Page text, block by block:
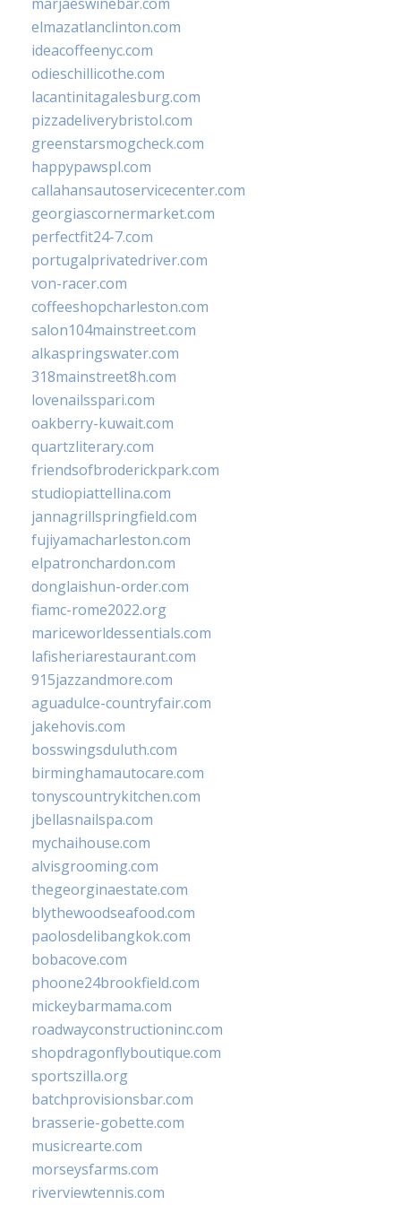
elmazatlanclinton.com
ideacoffeenyc.com
odieschillicothe.com
lacantinitagalesburg.com
pizzadeliverybristol.com
greenstarsmogcheck.com
happypawspl.com
callahansautoservicecenter.com
georgiascornermarket.com
perfectfit24-7.com
portugalprivatedriver.com
von-racer.com
coffeeshopcharleston.com
salon104mainstreet.com
alkaspringswater.com
318mainstreet8h.com
lovenailsspari.com
oakberry-kuwait.com
quartzliterary.com
friendsofbroderickpark.com
studiopiattellina.com
jannagrillspringfield.com
fujiyamacharleston.com
elpatronchardon.com
donglaishun-order.com
fiamc-rome2022.org
mariceworldessentials.com
lafisheriarestaurant.com
915jazzandmore.com
aguadulce-countryfair.com
jakehovis.com
bosswingsduluth.com
birminghamautocare.com
tonyscountrykitchen.com
jbellasnailspa.com
mychaihouse.com
alvisgrooming.com
thegeorginaestate.com
blythewoodseafood.com
paolosdelibangkok.com
bobacove.com
phoone24brookfield.com
mickeybarmama.com
roadwayconstructioninc.com
shopdragonflyboutique.com
sportszilla.org
batchprovisionsbar.com
brasserie-gobette.com
musicrearte.com
morseysfarms.com
riverviewtennis.com